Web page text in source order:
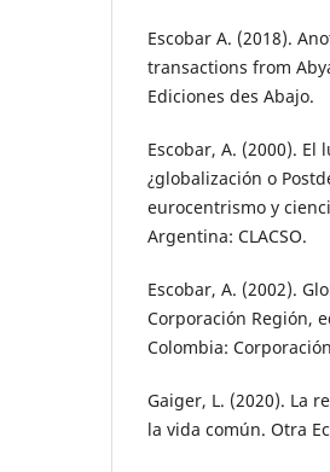
Escobar A. (2018).
transactions from
Ediciones des Abajo.
Escobar, A. (2000).
¿globalización o
eurocentrismo y
Argentina: CLACSO.
Escobar, A. (2002).
Corporación Región,
Colombia:
Gaiger, L. (2020). La
la vida común. Otra